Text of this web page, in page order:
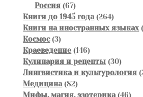
Россия 6767
товаров
Книги до 1945 года 264264
товара
Книги на иностранных языках
Космос 33
товара
Краеведение 146146
товаров
Кулинария и рецепты 3030
Лингвистика и культурология
Медицина 8282
товара
Мифы, магия, эзотерика 4646